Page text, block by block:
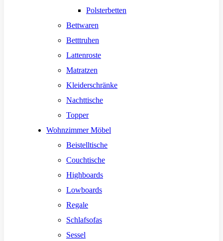
Polsterbetten
Bettwaren
Betttruhen
Lattenroste
Matratzen
Kleiderschränke
Nachttische
Topper
Wohnzimmer Möbel
Beistelltische
Couchtische
Highboards
Lowboards
Regale
Schlafsofas
Sessel